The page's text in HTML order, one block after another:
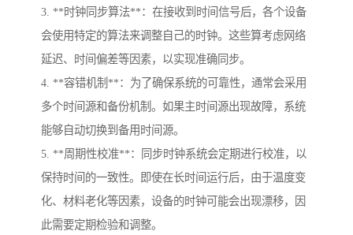
3. **时钟同步算法**：在接收到时间信号后，各个设备
会使用特定的算法来调整自己的时钟。这些算考虑网络
延迟、时间偏差等因素，以实现准确同步。
4. **容错机制**：为了确保系统的可靠性，通常会采用
多个时间源和备份机制。如果主时间源出现故障，系统
能够自动切换到备用时间源。
5. **周期性校准**：同步时钟系统会定期进行校准，以
保持时间的一致性。即使在长时间运行后，由于温度变
化、材料老化等因素，设备的时钟可能会出现漂移，因
此需要定期检验和调整。